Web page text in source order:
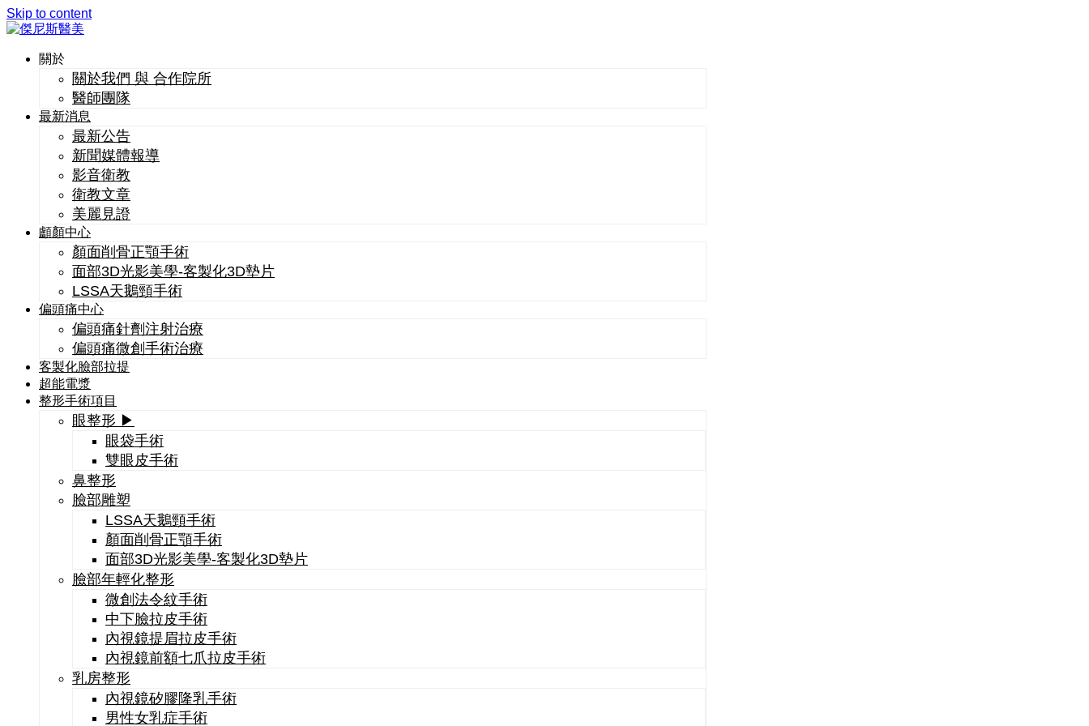
Skip to content
關於
關於我們 與 合作院所
醫師團隊
最新消息
最新公告
新聞媒體報導
影音衛教
衛教文章
美麗見證
顱顏中心
顏面削骨正顎手術
面部3D光影美學-客製化3D墊片
LSSA天鵝頸手術
偏頭痛中心
偏頭痛針劑注射治療
偏頭痛微創手術治療
客製化臉部拉提
超能電漿
整形手術項目
眼整形 ▶
眼袋手術
雙眼皮手術
鼻整形
臉部雕塑
LSSA天鵝頸手術
顏面削骨正顎手術
面部3D光影美學-客製化3D墊片
臉部年輕化整形
微創法令紋手術
中下臉拉皮手術
內視鏡提眉拉皮手術
內視鏡前額七爪拉皮手術
乳房整形
內視鏡矽膠隆乳手術
男性女乳症手術